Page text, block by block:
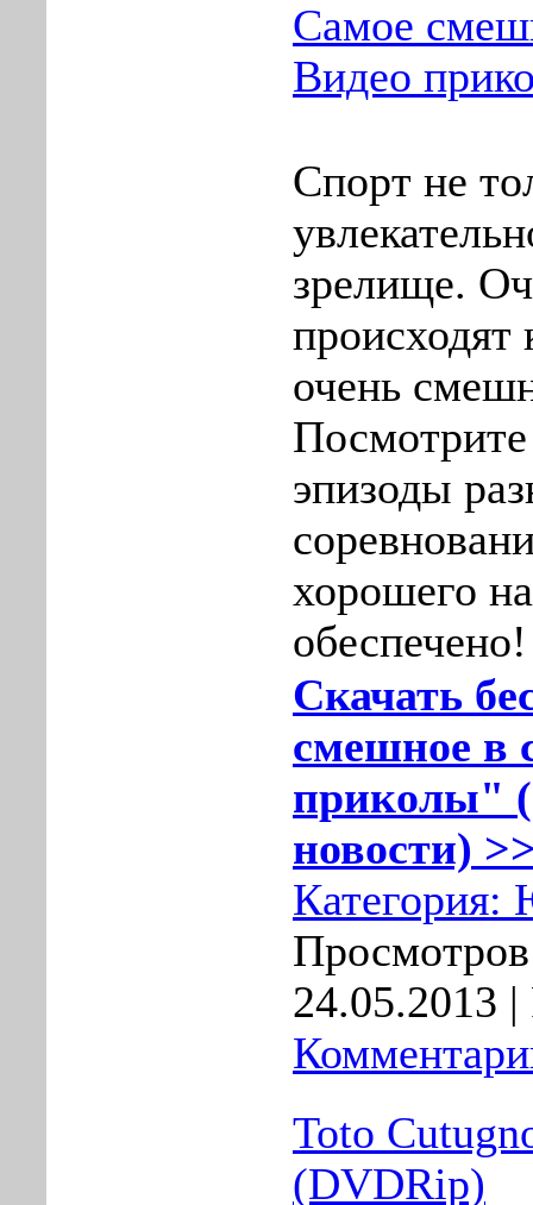
Самое
Видео
Спорт не
зрелище.
происходят
очень
эпизоды
хорошего
обеспечено!
Скачать
смешное в
приколы"
новости)
Категория:
24.05.2013 |
Toto
(DVDRip)